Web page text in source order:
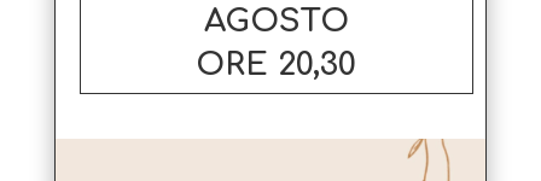
AGOSTO
ORE 20,30